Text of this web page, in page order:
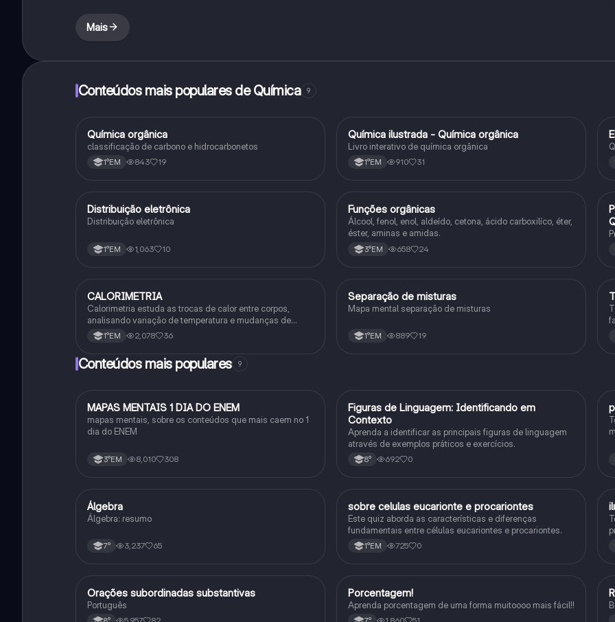
Mais
Conteúdos mais populares de Química 9
Química
Química orgânica
classificação de carbono e hidrocarbonetos
1°EM 843 19
Química
Química ilustrada - Química orgânica
Livro interativo de química orgânica
1°EM 910 31
Química
Distribuição eletrônica
Distribuição eletrônica
1°EM 1,063 10
Química
Funções orgânicas
Álcool, fenol, enol, aldeído, cetona, ácido carboxilíco, éter,
éster, aminas e amidas.
3°EM 658 24
Química
CALORIMETRIA
Calorimetria estuda as trocas de calor entre corpos,
analisando variação de temperatura e mudanças de
estado físico. Usa conceitos como calor sensível, latente
e capacidade térmica.
1°EM 2,078 36
Química
Separação de misturas
Mapa mental separação de misturas
1°EM 889 19
Conteúdos mais populares 9
Português
MAPAS MENTAIS 1 DIA DO ENEM
mapas mentais, sobre os conteúdos que mais caem no 1
dia do ENEM
3°EM 8,010 308
FPortuguês
Figuras de Linguagem: Identificando em
Contexto
Aprenda a identificar as principais figuras de linguagem
através de exemplos práticos e exercícios.
8° 692 0
Matematica
Álgebra
Álgebra: resumo
7° 3,237 65
Biologia
sobre celulas eucarionte e procariontes
Este quiz aborda as características e diferenças
fundamentais entre células eucariontes e procariontes.
1°EM 725 0
Português
Orações subordinadas substantivas
Português
Matematica
Porcentagem!
Aprenda porcentagem de uma forma muitoooo mais fácil!!